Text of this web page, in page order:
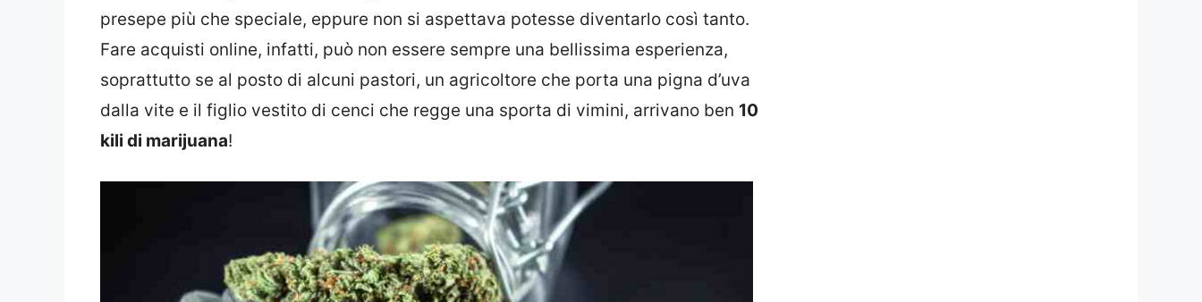
presepe più che speciale, eppure non si aspettava potesse diventarlo così tanto.
Fare acquisti online, infatti, può non essere sempre una bellissima esperienza,
soprattutto se al posto di alcuni pastori, un agricoltore che porta una pigna d’uva
dalla vite e il figlio vestito di cenci che regge una sporta di vimini, arrivano ben 10
kili di marijuana!